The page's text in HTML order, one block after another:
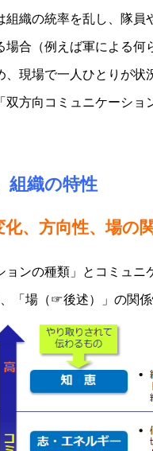
織の統率を乱し、隊員
合（例えば軍による
現場で一人ひとりが
方向コミュニケーシ
組織の特性
化、方向性、場の
ンの種類」とコミュニ
「場（☞後述）」の関係